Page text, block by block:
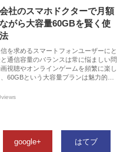
社のスマホドクターで月額
がら大容量60GBを賢く使
を求めるスマートフォンユーザーにと
通信容量のバランスは常に悩ましい問
視聴やオンラインゲームを頻繁に楽し
60GBという大容量プランは魅力的…
google+ はてブ